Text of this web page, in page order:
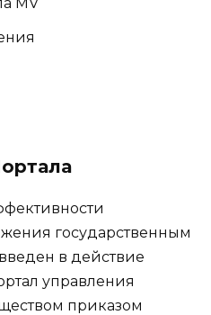
государственным
в действие
управления
приказом